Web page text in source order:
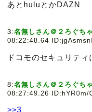
あとhuluとかDAZN
3:名無しさん＠２ろぐち
08:22:48.64
ドコモのセキュリテ
8:名無しさん＠２ろぐち
08:27:49.26 ID:hYR0m/
>>3